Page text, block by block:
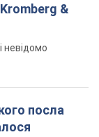
&
невідомо
посла